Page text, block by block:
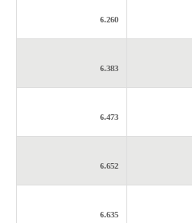
6.260
6.383
6.473
6.652
6.635